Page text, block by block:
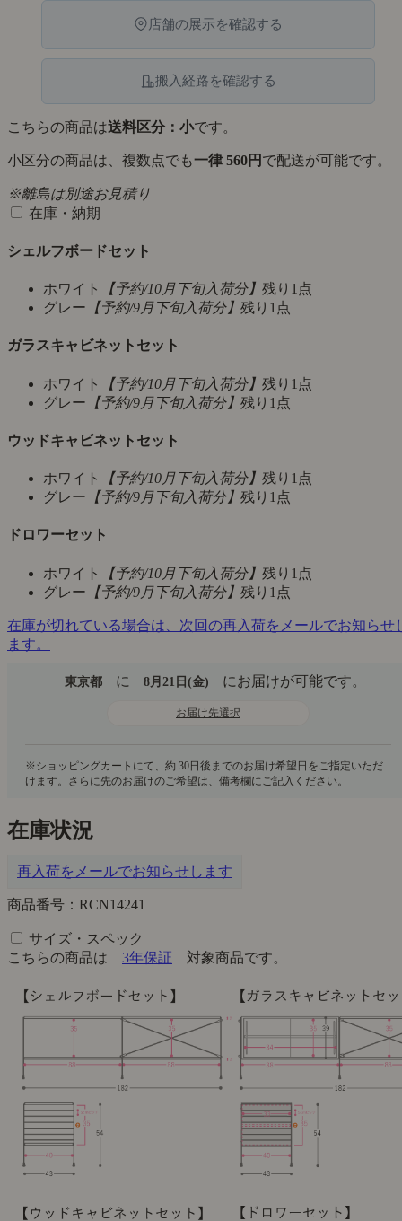
店舗の展示を確認する
搬入経路を確認する
こちらの商品は送料区分：小です。
小区分の商品は、複数点でも一律 560円 で配送が可能です。
※離島は別途お見積り
在庫・納期
シェルフボードセット
ホワイト 【予約/10月下旬入荷分】 残り1点
グレー 【予約/9月下旬入荷分】 残り1点
ガラスキャビネットセット
ホワイト 【予約/10月下旬入荷分】 残り1点
グレー 【予約/9月下旬入荷分】 残り1点
ウッドキャビネットセット
ホワイト 【予約/10月下旬入荷分】 残り1点
グレー 【予約/9月下旬入荷分】 残り1点
ドロワーセット
ホワイト 【予約/10月下旬入荷分】 残り1点
グレー 【予約/9月下旬入荷分】 残り1点
在庫が切れている場合は、次回の再入荷をメールでお知らせ
ます。
東京都 に 8月21日(金) にお届けが可能です。
お届け先選択
在庫状況
再入荷をメールでお知らせします
商品番号：RCN14241
サイズ・スペック
こちらの商品は 3年保証 対象商品です。